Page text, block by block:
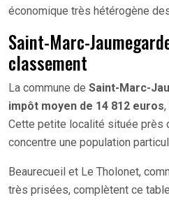
économique très hétérogène
Saint-Marc-
classement
La commune de Saint-Marc-
impôt moyen de 14 812 euros
Cette petite localité située près
concentre une population
Beaurecueil et Le Tholonet,
très prisées, complètent ce